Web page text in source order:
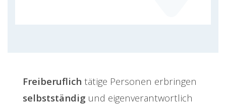
Freiberuflich tätige Personen erbringen
selbstständig und eigenverantwortlich